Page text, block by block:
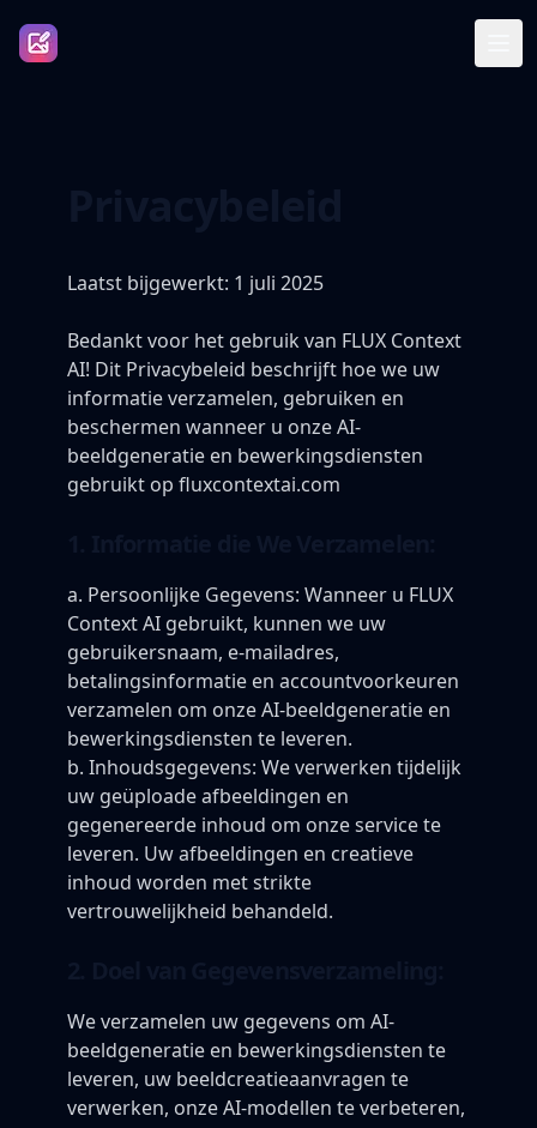
Laatst bijgewerkt: 1 juli 2025
Bedankt voor het gebruik van FLUX Context
AI! Dit Privacybeleid beschrijft hoe we uw
informatie verzamelen, gebruiken en
beschermen wanneer u onze AI-
beeldgeneratie en bewerkingsdiensten
gebruikt op fluxcontextai.com
a. Persoonlijke Gegevens: Wanneer u FLUX
Context AI gebruikt, kunnen we uw
gebruikersnaam, e-mailadres,
betalingsinformatie en accountvoorkeuren
verzamelen om onze AI-beeldgeneratie en
bewerkingsdiensten te leveren.
b. Inhoudsgegevens: We verwerken tijdelijk
uw geüploade afbeeldingen en
gegenereerde inhoud om onze service te
leveren. Uw afbeeldingen en creatieve
inhoud worden met strikte
vertrouwelijkheid behandeld.
We verzamelen uw gegevens om AI-
beeldgeneratie en bewerkingsdiensten te
leveren, uw beeldcreatieaanvragen te
verwerken, onze AI-modellen te verbeteren,